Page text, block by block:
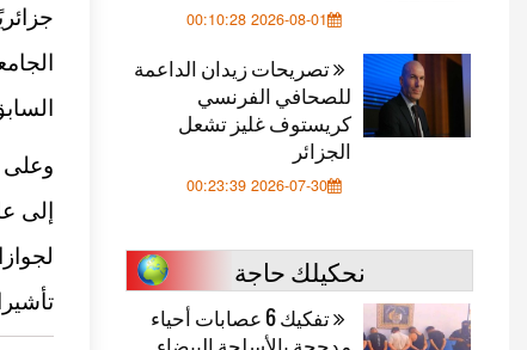
وعلى
2026-08-01 00:10:28
تصريحات زيدان الداعمة
للصحافي الفرنسي
كريستوف غليز تشعل
الجزائر
2026-07-30 00:23:39
نحكيلك حاجة
تفكيك 6 عصابات أحياء